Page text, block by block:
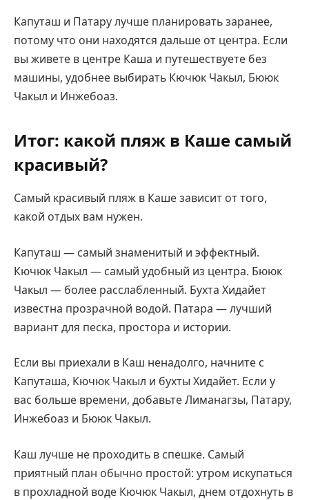
Капуташ и Патару лучше планировать заранее,
потому что они находятся дальше от центра. Если
вы живете в центре Каша и путешествуете без
машины, удобнее выбирать Кючюк Чакыл, Бююк
Чакыл и Инжебоаз.
Итог: какой пляж в Каше самый
красивый?
Самый красивый пляж в Каше зависит от того,
какой отдых вам нужен.
Капуташ — самый знаменитый и эффектный.
Кючюк Чакыл — самый удобный из центра. Бююк
Чакыл — более расслабленный. Бухта Хидайет
известна прозрачной водой. Патара — лучший
вариант для песка, простора и истории.
Если вы приехали в Каш ненадолго, начните с
Капуташа, Кючюк Чакыл и бухты Хидайет. Если у
вас больше времени, добавьте Лиманагзы, Патару,
Инжебоаз и Бююк Чакыл.
Каш лучше не проходить в спешке. Самый
приятный план обычно простой: утром искупаться
в прохладной воде Кючюк Чакыл, днем отдохнуть в